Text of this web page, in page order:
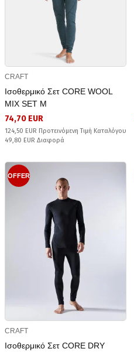
CRAFT
Ισοθερμικό Σετ CORE WOOL
MIX SET M
74,70 EUR
124,50 EUR Προτεινόμενη Τιμή Καταλόγου
49,80 EUR Διαφορά
OFFER
CRAFT
Ισοθερμικό Σετ CORE DRY